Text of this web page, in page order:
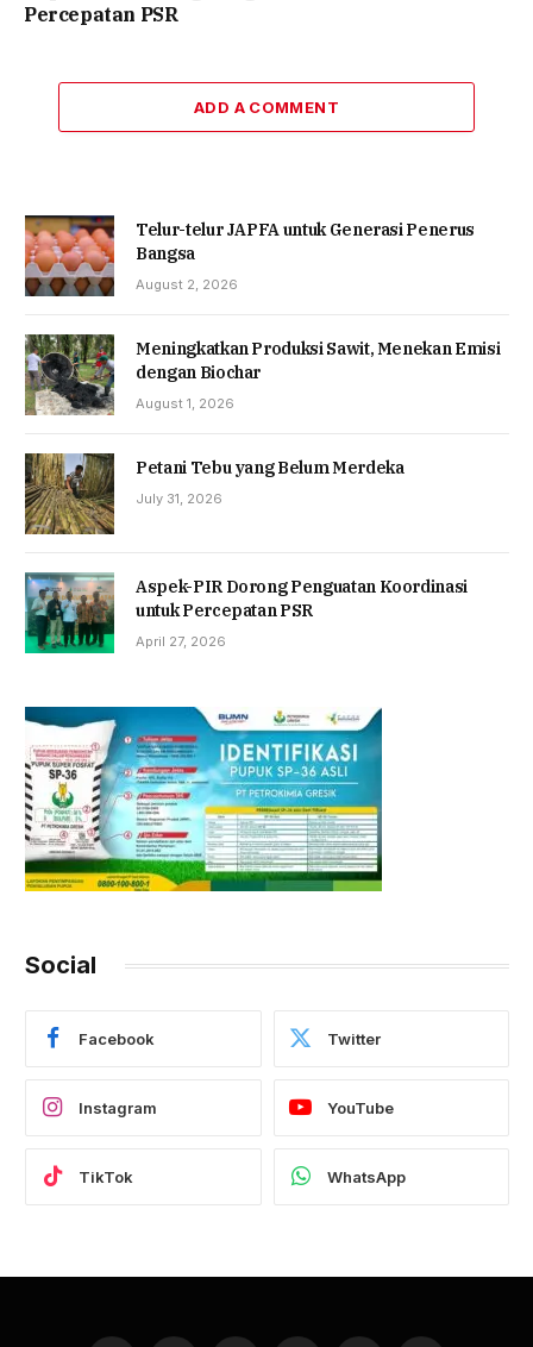
Percepatan PSR
ADD A COMMENT
Telur-telur JAPFA untuk Generasi Penerus
Bangsa
August 2, 2026
Meningkatkan Produksi Sawit, Menekan Emisi
dengan Biochar
August 1, 2026
Petani Tebu yang Belum Merdeka
July 31, 2026
Aspek-PIR Dorong Penguatan Koordinasi
untuk Percepatan PSR
April 27, 2026
Social
Facebook Twitter
Instagram YouTube
TikTok WhatsApp